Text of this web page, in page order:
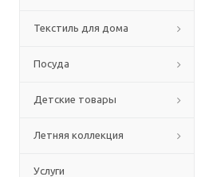
Текстиль для дома
Посуда
Детские товары
Летняя коллекция
Услуги